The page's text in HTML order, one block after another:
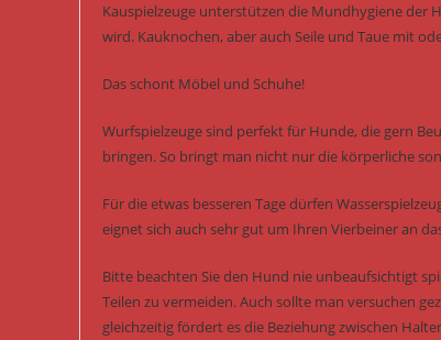
Kauspielzeuge unterstützen die Mundhygiene der
wird. Kauknochen, aber auch Seile und Taue mit
Das schont Möbel und Schuhe!
Wurfspielzeuge sind perfekt für Hunde, die gern
bringen. So bringt man nicht nur die körperliche
Für die etwas besseren Tage dürfen
eignet sich auch sehr gut um Ihren Vierbeiner an
Bitte beachten Sie den Hund nie unbeaufsichtigt
Teilen zu vermeiden. Auch sollte man versuchen
gleichzeitig fördert es die Beziehung zwischen